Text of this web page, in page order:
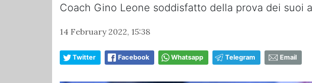
Coach Gino Leone soddisfatto della prova dei suoi
14 February 2022, 15:38
Twitter Facebook Whatsapp Telegram Email